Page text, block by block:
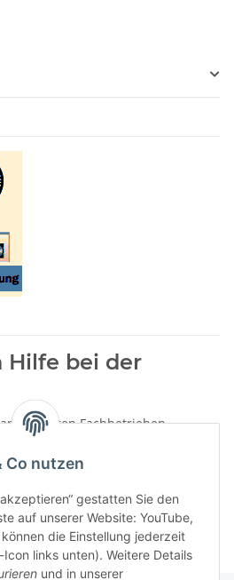
Co nutzen
gestatten Sie den
auf unserer Website: YouTube,
die Einstellung jederzeit
links unten). Weitere Details
und in unserer
Hilfe bei der
Fachbetrieben
an:
eine eMail!